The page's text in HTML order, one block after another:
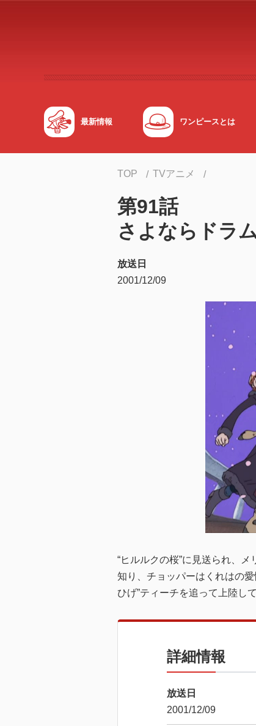
最新情報 ワンピースとは
TOP TVアニメ
第91話
さよならドラ
放送日
2001/12/09
“ヒルルクの桜”に見送られ、
知り、チョッパーはくれはの
ひげ”ティーチを追って上陸し
詳細情報
放送日
2001/12/09